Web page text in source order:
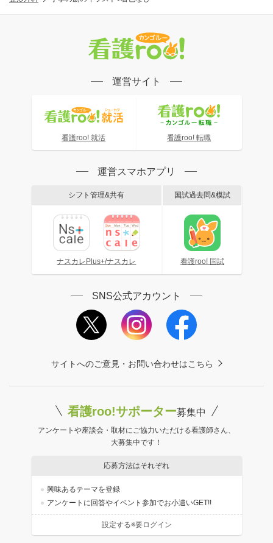
運営サイト
看護roo! 就活 看護roo! 転職
運営スマホアプリ
シフト管理&共有
ナスカレPlus+/ナスカレ
国試過去問&模試
看護roo! 国試
SNS公式アカウント
サイトへのご意見・お問い合わせはこちら
看護roo!サポーター募集中
アンケートや座談会・取材にご協力いただける看護師さん、
大募集中です！
応募方法はそれぞれ
興味あるテーマを登録
アンケートに回答やイベント参加でお小遣いGET!!
設定する※要ログイン